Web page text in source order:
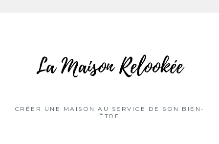
CRÉER UNE MAISON AU SERVICE DE SON BIEN-
ÊTRE